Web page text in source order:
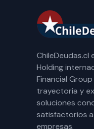
ChileDeudas.cl
Holding
Financial
trayectoria y
soluciones
satisfactorios
empresas.